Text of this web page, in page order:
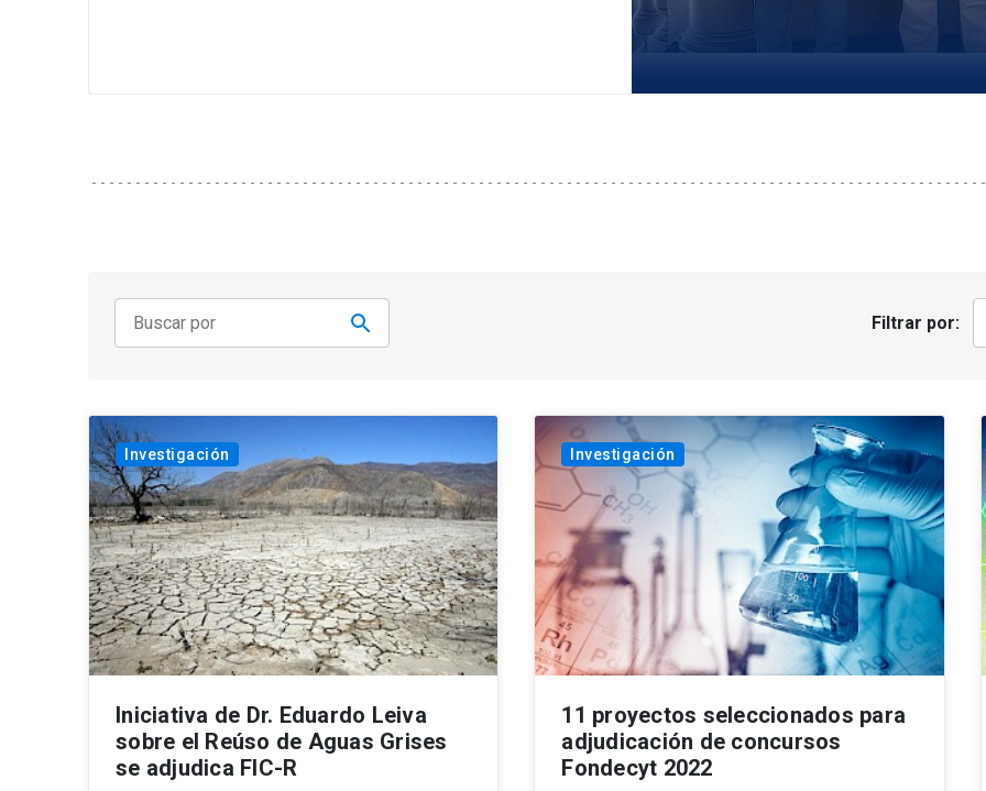
Filtrar por:
Investigación
Iniciativa de Dr. Eduardo Leiva
sobre el Reúso de Aguas Grises
se adjudica FIC-R
Investigación
11 proyectos seleccionados para
adjudicación de concursos
Fondecyt 2022